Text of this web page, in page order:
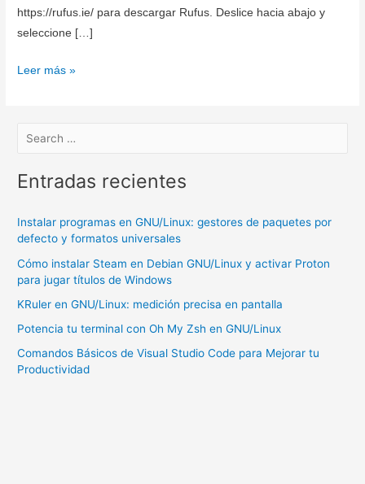
https://rufus.ie/ para descargar Rufus. Deslice hacia abajo y
seleccione […]
Reparar
operativo
o
Boot
Repair
Disk
Leer más »
Entradas recientes
Instalar programas en GNU/Linux: gestores de paquetes por
defecto y formatos universales
Cómo instalar Steam en Debian GNU/Linux y activar Proton
para jugar títulos de Windows
KRuler en GNU/Linux: medición precisa en pantalla
Potencia tu terminal con Oh My Zsh en GNU/Linux
Comandos Básicos de Visual Studio Code para Mejorar tu
Productividad